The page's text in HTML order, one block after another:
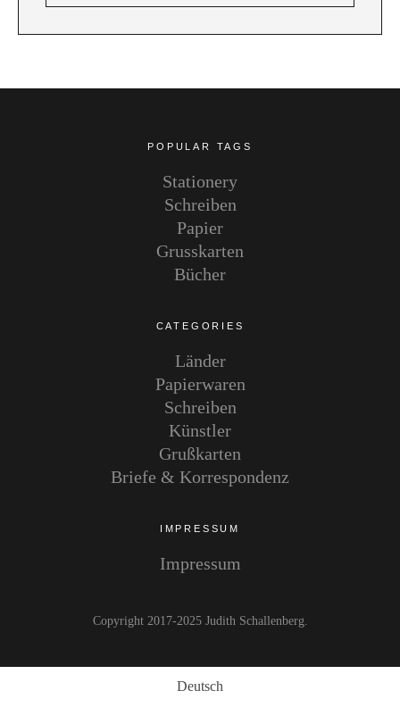
POPULAR TAGS
Stationery
Schreiben
Papier
Grusskarten
Bücher
CATEGORIES
Länder
Papierwaren
Schreiben
Künstler
Grußkarten
Briefe & Korrespondenz
IMPRESSUM
Impressum
Copyright 2017-2025 Judith Schallenberg
Deutsch